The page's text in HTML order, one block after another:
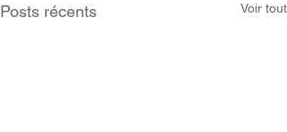
Posts récents Voir tout